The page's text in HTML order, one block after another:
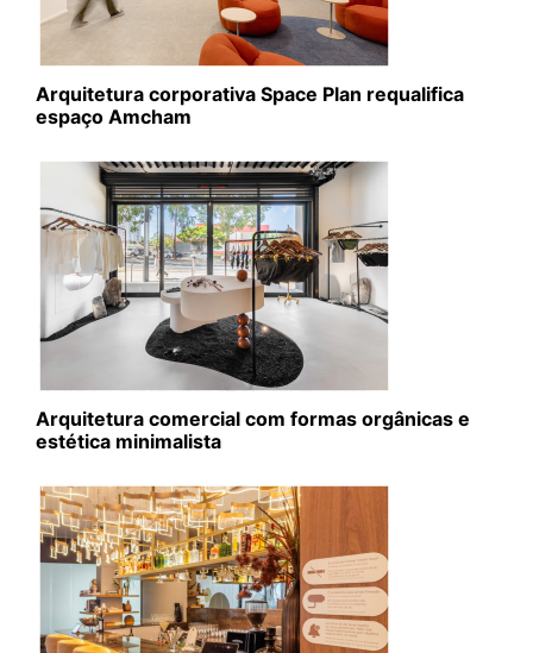
Arquitetura corporativa Space Plan requalifica
espaço Amcham
Arquitetura comercial com formas orgânicas e
estética minimalista